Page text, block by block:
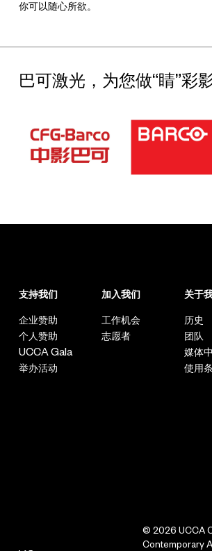
你可以随心所欲。
巴可激光，为您做“睛”彩
支持我们
企业赞助
个人赞助
UCCA Gala
举办活动
加入我们
工作机会
志愿者
关于
历史
团队
媒体
使用
© 2026 UCCA
Contemporary